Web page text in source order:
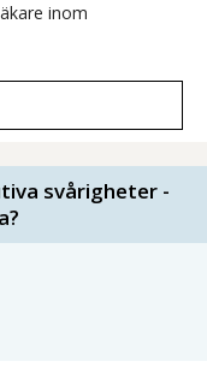
inom
svårigheter -